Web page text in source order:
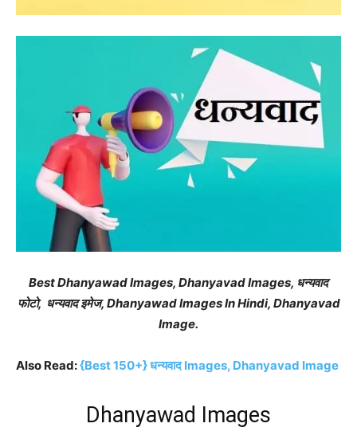
Best Dhanyawad Images, Dhanyavad Images, धन्यवाद
फोटो, धन्यवाद इमेज, Dhanyawad Images In Hindi, Dhanyavad
Image.
Also Read:{Best 150+} धन्यवाद Images, Dhanyavad Image
Dhanyawad Images